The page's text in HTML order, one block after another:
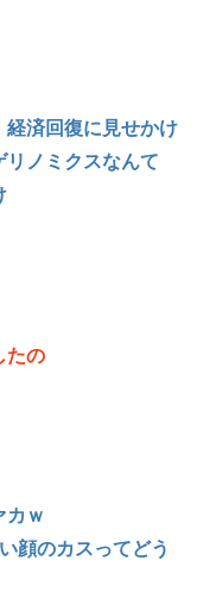
経済回復に見せかけ
リノミクスなんて
たの
カｗ
顔のカスってどう